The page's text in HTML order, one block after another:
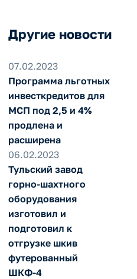
Другие новости
07.02.2023
Программа льготных
инвесткредитов для
МСП под 2,5 и 4%
продлена и
расширена
06.02.2023
Тульский завод
горно-шахтного
оборудования
изготовил и
подготовил к
отгрузке шкив
футерованный
ШКФ-4